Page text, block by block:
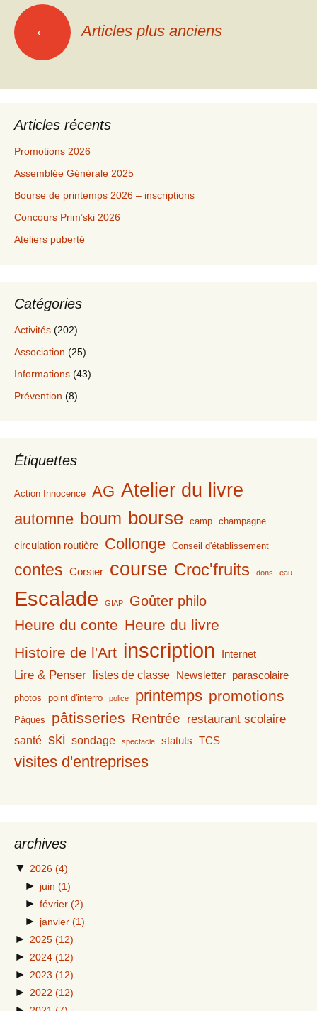
Navigation
des
articles
← Articles plus anciens
Articles récents
Promotions 2026
Assemblée Générale 2025
Bourse de printemps 2026 – inscriptions
Concours Prim’ski 2026
Ateliers puberté
Catégories
Activités (202)
Association (25)
Informations (43)
Prévention (8)
Étiquettes
Action Innocence AG Atelier du livre
automne boum bourse camp champagne
circulation routière Collonge Conseil d'établissement
contes Corsier course Croc'fruits dons eau
Escalade GIAP Goûter philo
Heure du conte Heure du livre
Histoire de l'Art inscription Internet
Lire & Penser listes de classe Newsletter parascolaire
photos point d'interro police printemps promotions
Pâques pâtisseries Rentrée restaurant scolaire
santé ski sondage spectacle statuts TCS
visites d'entreprises
archives
▼ 2026 (4)
► juin (1)
► février (2)
► janvier (1)
► 2025 (12)
► 2024 (12)
► 2023 (12)
► 2022 (12)